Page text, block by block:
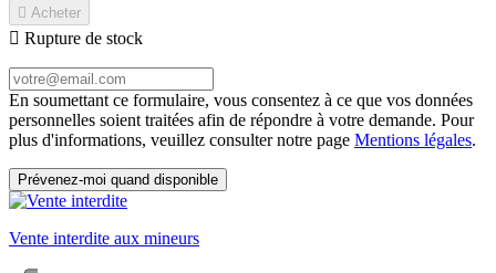
 Acheter
 Rupture de stock
En soumettant ce formulaire, vous consentez à ce que vos données
personnelles soient traitées afin de répondre à votre demande. Pour
plus d'informations, veuillez consulter notre page Mentions légales.
Prévenez-moi quand disponible
Vente interdite aux mineurs